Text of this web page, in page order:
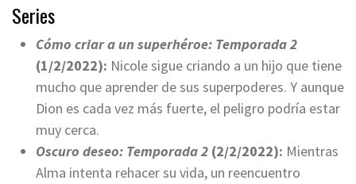
Series
Cómo criar a un superhéroe: Temporada 2
(1/2/2022): Nicole sigue criando a un hijo que tiene
mucho que aprender de sus superpoderes. Y aunque
Dion es cada vez más fuerte, el peligro podría estar
muy cerca.
Oscuro deseo: Temporada 2 (2/2/2022): Mientras
Alma intenta rehacer su vida, un reencuentro